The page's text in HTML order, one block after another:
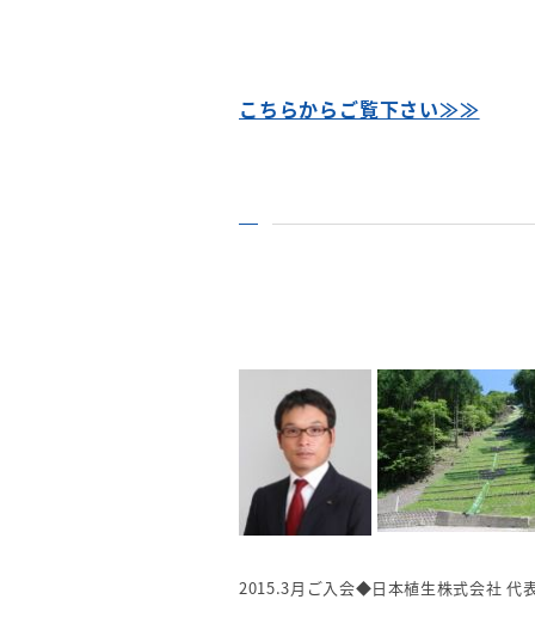
こちらからご覧下さい≫≫
2015.3月ご入会◆日本植生株式会社 代